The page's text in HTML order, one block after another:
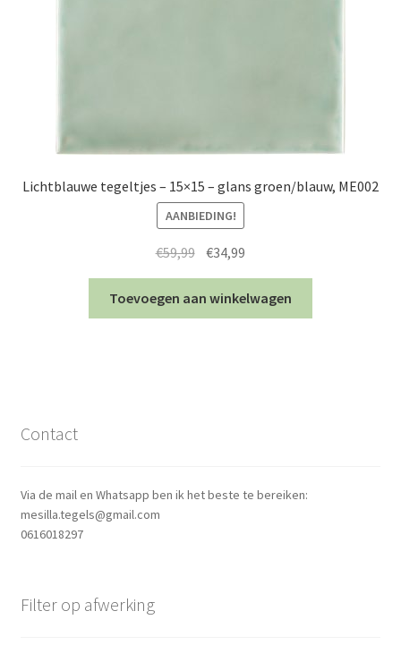
Lichtblauwe tegeltjes – 15×15 – glans groen/blauw, ME002
AANBIEDING!
€59,99 Oorspronkelijke
prijs
was:
€59,99.
€34,99
prijs
is:
€34,99.
Toevoegen aan winkelwagen
Contact
Via de mail en Whatsapp ben ik het beste te bereiken:
mesilla.tegels@gmail.com
0616018297
Filter op afwerking